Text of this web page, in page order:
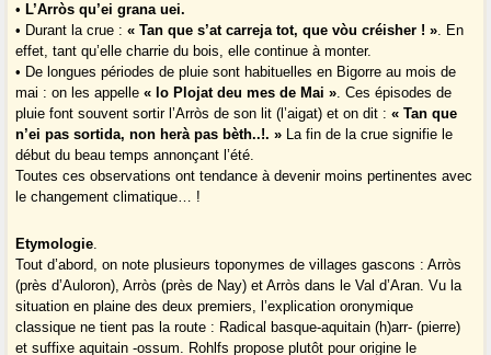
• L’Arròs qu’ei grana uei.
• Durant la crue :« Tan que s’at carreja tot, que vòu créisher ! ». En
effet, tant qu’elle charrie du bois, elle continue à monter.
• De longues périodes de pluie sont habituelles en Bigorre au mois de
mai : on les appelle« lo Plojat deu mes de Mai ». Ces épisodes de
pluie font souvent sortir l’Arròs de son lit (l’aigat) et on dit :« Tan que
n’ei pas sortida, non herà pas bèth..!. » La fin de la crue signifie le
début du beau temps annonçant l’été.
Toutes ces observations ont tendance à devenir moins pertinentes avec
le changement climatique… !
Etymologie.
Tout d’abord, on note plusieurs toponymes de villages gascons : Arròs
(près d’Auloron), Arròs (près de Nay) et Arròs dans le Val d’Aran. Vu la
situation en plaine des deux premiers, l’explication oronymique
classique ne tient pas la route : Radical basque-aquitain (h)arr- (pierre)
et suffixe aquitain -ossum. Rohlfs propose plutôt pour origine le